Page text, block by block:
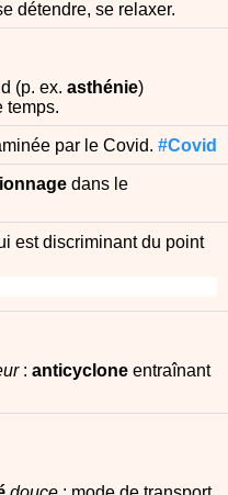
détendre, se relaxer.
(p. ex. asthénie)
temps.
par le Covid. #Covid
dans le
est discriminant du point
: anticyclone entraînant